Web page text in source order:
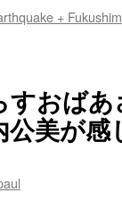
+
すおば
美が